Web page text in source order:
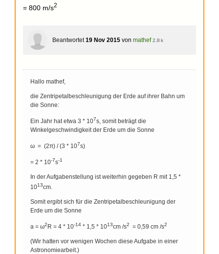
= 800 m/s2
Beantwortet 19 Nov 2015 von mathef 2,8 k
Hallo mathef,
die Zentripetalbeschleunigung der Erde auf ihrer Bahn um
die Sonne:
Ein Jahr hat etwa 3 * 107s, somit beträgt die
Winkelgeschwindigkeit der Erde um die Sonne
ω = (2π) / (3 * 107s)
= 2 * 10-7s-1
In der Aufgabenstellung ist weiterhin gegeben R mit 1,5 *
1013cm.
Somit ergibt sich für die Zentripetalbeschleunigung der
Erde um die Sonne
a = ω2R = 4 * 10-14 * 1,5 * 1013cm /s2 = 0,59 cm /s2
(Wir hatten vor wenigen Wochen diese Aufgabe in einer
Astronomiearbeit.)